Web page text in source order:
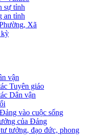
sự tỉnh
an tỉnh
Xã
kỳ
vận
Tuyên giáo
Dân vận
vào cuộc sống
của Đảng
tưởng, đạo đức, phong